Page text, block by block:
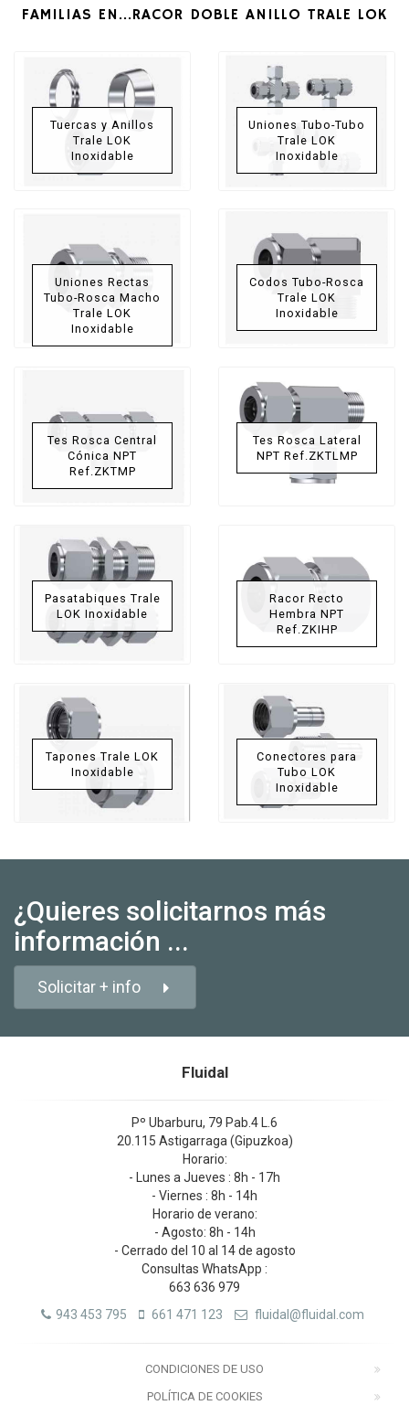
FAMILIAS EN...RACOR DOBLE ANILLO TRALE LOK
Tuercas y Anillos
Trale LOK
Inoxidable
Uniones Tubo-Tubo
Trale LOK
Inoxidable
Uniones Rectas
Tubo-Rosca Macho
Trale LOK
Inoxidable
Codos Tubo-Rosca
Trale LOK
Inoxidable
Tes Rosca Central
Cónica NPT
Ref.ZKTMP
Tes Rosca Lateral
NPT Ref.ZKTLMP
Pasatabiques Trale
LOK Inoxidable
Racor Recto
Hembra NPT
Ref.ZKIHP
Tapones Trale LOK
Inoxidable
Conectores para
Tubo LOK
Inoxidable
¿Quieres solicitarnos más
información ...
Solicitar + info
Fluidal
Pº Ubarburu, 79 Pab.4 L.6
20.115 Astigarraga (Gipuzkoa)
Horario:
- Lunes a Jueves : 8h - 17h
- Viernes : 8h - 14h
Horario de verano:
- Agosto: 8h - 14h
- Cerrado del 10 al 14 de agosto
Consultas WhatsApp :
663 636 979
943 453 795
661 471 123 fluidal@fluidal.com
CONDICIONES DE USO
POLÍTICA DE COOKIES